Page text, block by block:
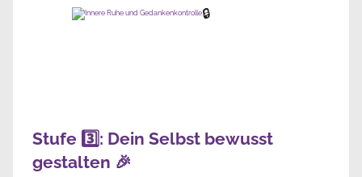
🔒
Stufe 3️⃣: Dein Selbst bewusst
gestalten 🎉